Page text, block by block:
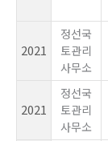
2021
정선국
토관리
사무소
2021
정선국
토관리
사무소